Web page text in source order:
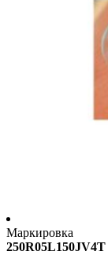
Маркировка
250R05L150JV4T